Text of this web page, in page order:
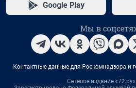
Google Play
Мы в
Контактные данные для Роскомнадзора и
Сетевое издание